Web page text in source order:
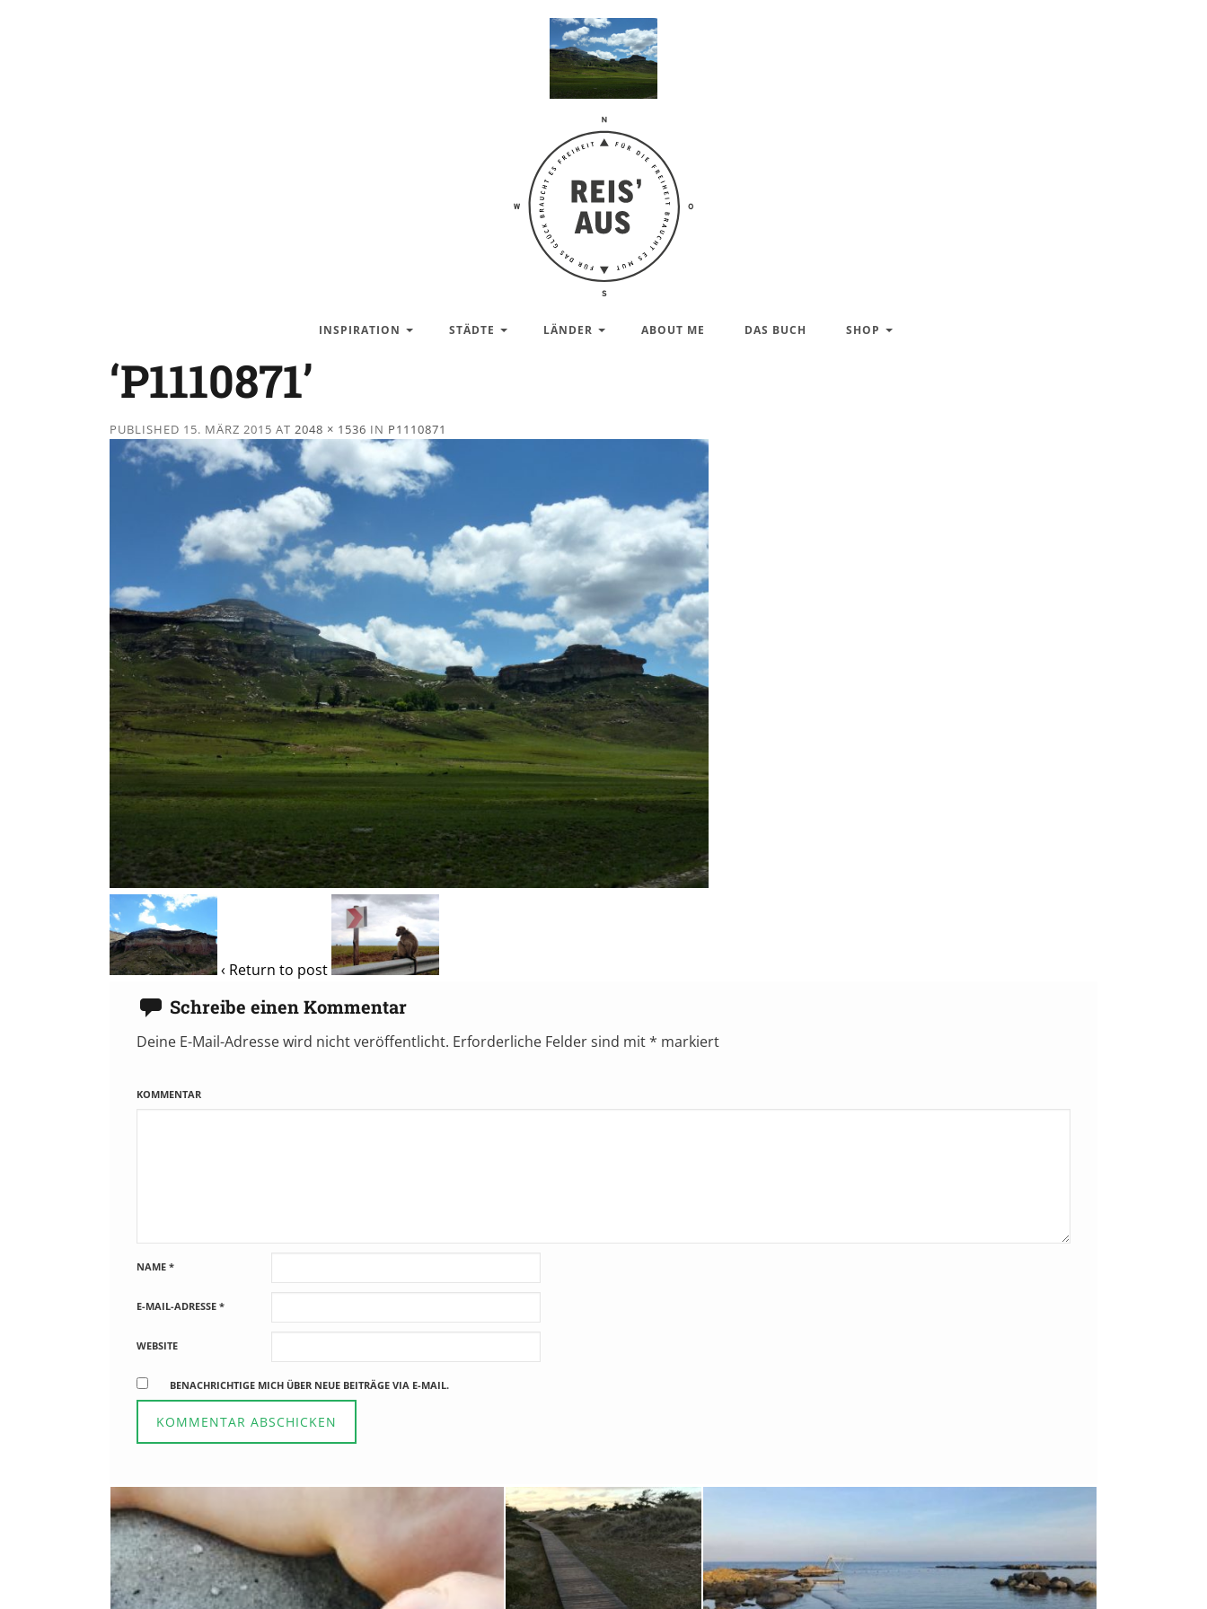
Reis'
aus –
Reiseblog
INSPIRATION STÄDTE LÄNDER ABOUT ME DAS BUCH SHOP
‘P1110871’
PUBLISHED 15. MÄRZ 2015 AT 2048 × 1536 IN P1110871
‹ Return to post
Schreibe einen Kommentar
Deine E-Mail-Adresse wird nicht veröffentlicht. Erforderliche Felder sind mit* markiert
KOMMENTAR
NAME *
E-MAIL-ADRESSE *
WEBSITE
BENACHRICHTIGE MICH ÜBER NEUE BEITRÄGE VIA E-MAIL.
Fischland
12. FEBRUAR 2019
Bornholm
29. OKTOBER 2018